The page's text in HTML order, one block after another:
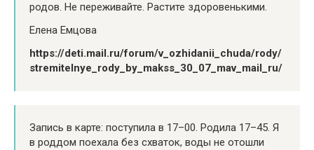
родов. Не переживайте. Растите здоровенькими.
Елена Емцова
https://deti.mail.ru/forum/v_ozhidanii_chuda/rody/
stremitelnye_rody_by_makss_30_07_mav_mail_ru/
Запись в карте: поступила в 17–00. Родила 17–45. Я
в роддом поехала без схваток, воды не отошли